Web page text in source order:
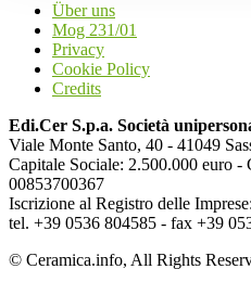
Über uns
Mog 231/01
Privacy
Cookie Policy
Credits
Edi.Cer S.p.a. Società
Viale Monte Santo, 40 - 41049
Capitale Sociale: 2.500.000 euro -
00853700367
Iscrizione al Registro delle
tel. +39 0536 804585 - fax +39
© Ceramica.info, All Rights